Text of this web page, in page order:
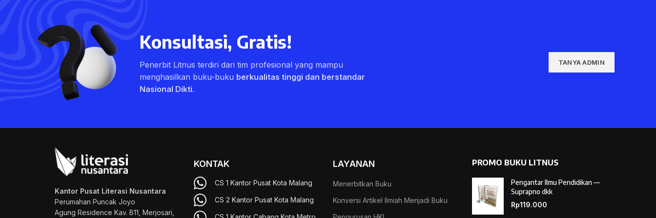
Konsultasi, Gratis!
Penerbit Litnus terdiri dari tim profesional yang mampu
menghasilkan buku-buku berkualitas tinggi dan berstandar
Nasional Dikti.
TANYA ADMIN
Kantor Pusat Literasi Nusantara
Perumahan Puncak Joyo
Agung Residence Kav. B11, Merjosari,
KONTAK
CS 1 Kantor Pusat Kota Malang
CS 2 Kantor Pusat Kota Malang
LAYANAN
Menerbitkan Buku
Konversi Artikel Ilmiah Menjadi Buku
PROMO BUKU LITNUS
Pengantar Ilmu Pendidikan —
Suprapno dkk
Rp119.000